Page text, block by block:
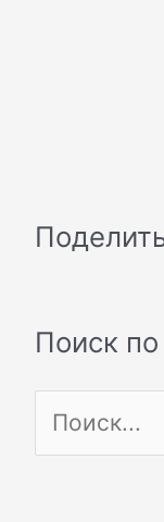
Поиск по